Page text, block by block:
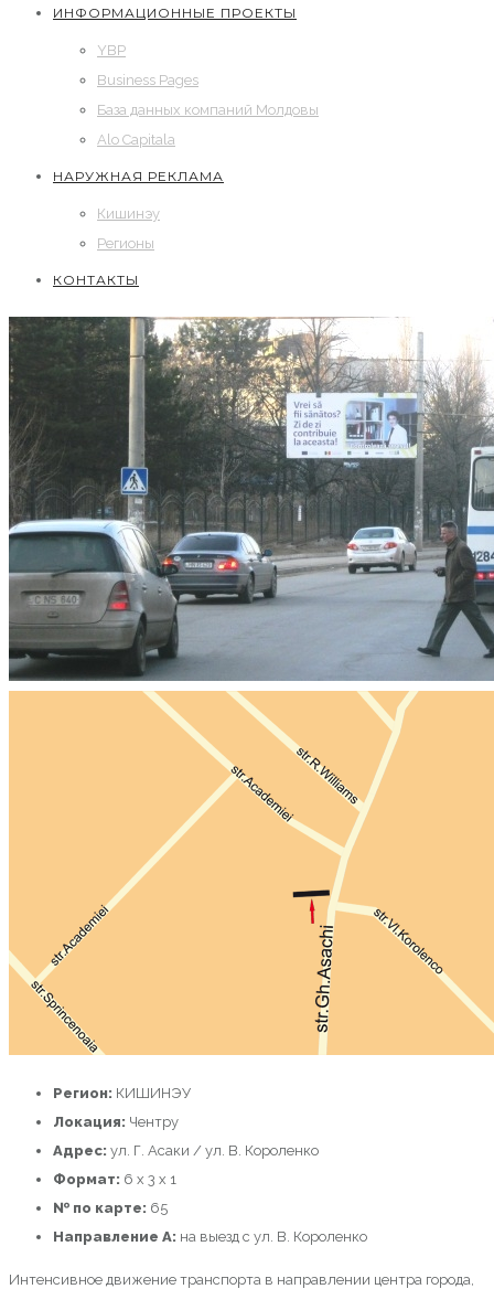
ИНФОРМАЦИОННЫЕ ПРОЕКТЫ
YBP
Business Pages
База данных компаний Молдовы
Alo Capitala
НАРУЖНАЯ РЕКЛАМА
Кишинэу
Регионы
КОНТАКТЫ
Регион: КИШИНЭУ
Локация: Чентру
Адрес: ул. Г. Асаки / ул. В. Короленко
Формат: 6 x 3 x 1
№ по карте: 65
Направление A: на выезд с ул. В. Короленко
Интенсивное движение транспорта в направлении центра города,